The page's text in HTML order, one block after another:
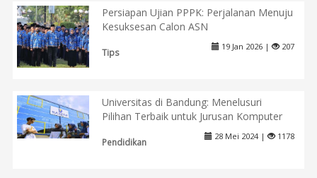
Persiapan Ujian PPPK: Perjalanan Menuju
Kesuksesan Calon ASN
Tips
19 Jan 2026 | 207
Universitas di Bandung: Menelusuri
Pilihan Terbaik untuk Jurusan Komputer
Pendidikan
28 Mei 2024 | 1178